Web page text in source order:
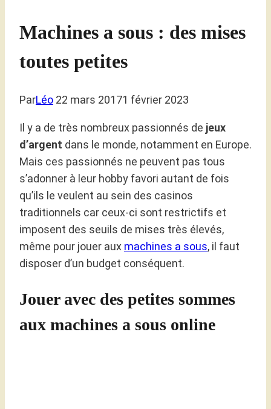
Machines a sous : des mises
toutes petites
ParLéo 22 mars 20171 février 2023
Il y a de très nombreux passionnés de jeux
d’argent dans le monde, notamment en Europe.
Mais ces passionnés ne peuvent pas tous
s’adonner à leur hobby favori autant de fois
qu’ils le veulent au sein des casinos
traditionnels car ceux-ci sont restrictifs et
imposent des seuils de mises très élevés,
même pour jouer aux machines a sous, il faut
disposer d’un budget conséquent.
Jouer avec des petites sommes
aux machines a sous online